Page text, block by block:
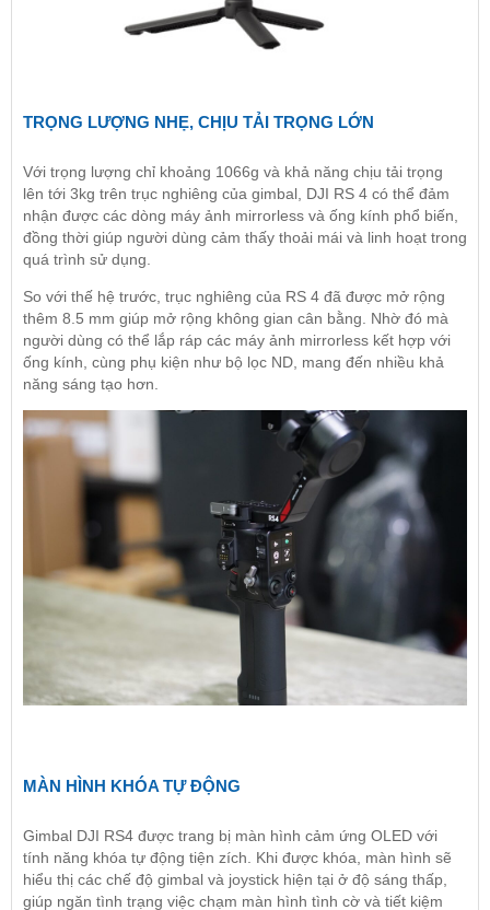
TRỌNG LƯỢNG NHẸ, CHỊU TẢI TRỌNG LỚN
Với trọng lượng chỉ khoảng 1066g và khả năng chịu tải trọng
lên tới 3kg trên trục nghiêng của gimbal, DJI RS 4 có thể đảm
nhận được các dòng máy ảnh mirrorless và ống kính phổ biến,
đồng thời giúp người dùng cảm thấy thoải mái và linh hoạt trong
quá trình sử dụng.
So với thế hệ trước, trục nghiêng của RS 4 đã được mở rộng
thêm 8.5 mm giúp mở rộng không gian cân bằng. Nhờ đó mà
người dùng có thể lắp ráp các máy ảnh mirrorless kết hợp với
ống kính, cùng phụ kiện như bộ lọc ND, mang đến nhiều khả
năng sáng tạo hơn.
MÀN HÌNH KHÓA TỰ ĐỘNG
Gimbal DJI RS4 được trang bị màn hình cảm ứng OLED với
tính năng khóa tự động tiện zích. Khi được khóa, màn hình sẽ
hiểu thị các chế độ gimbal và joystick hiện tại ở độ sáng thấp,
giúp ngăn tình trạng việc chạm màn hình tình cờ và tiết kiệm